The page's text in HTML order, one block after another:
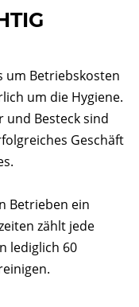
um Betriebskosten
um die Hygiene.
und Besteck sind
Geschäft
Betrieben ein
zählt jede
lediglich 60